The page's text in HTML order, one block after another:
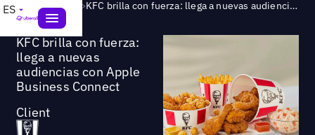
ES Success Story > KFC brilla con fuerza: llega a nuevas audiencias con Apple Business Connect
KFC brilla con fuerza:
llega a nuevas
audiencias con Apple
Business Connect
Client